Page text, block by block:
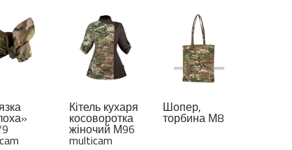
Кітель кухаря
косоворотка
жіночий М96
multicam
Шопер,
торбина М8